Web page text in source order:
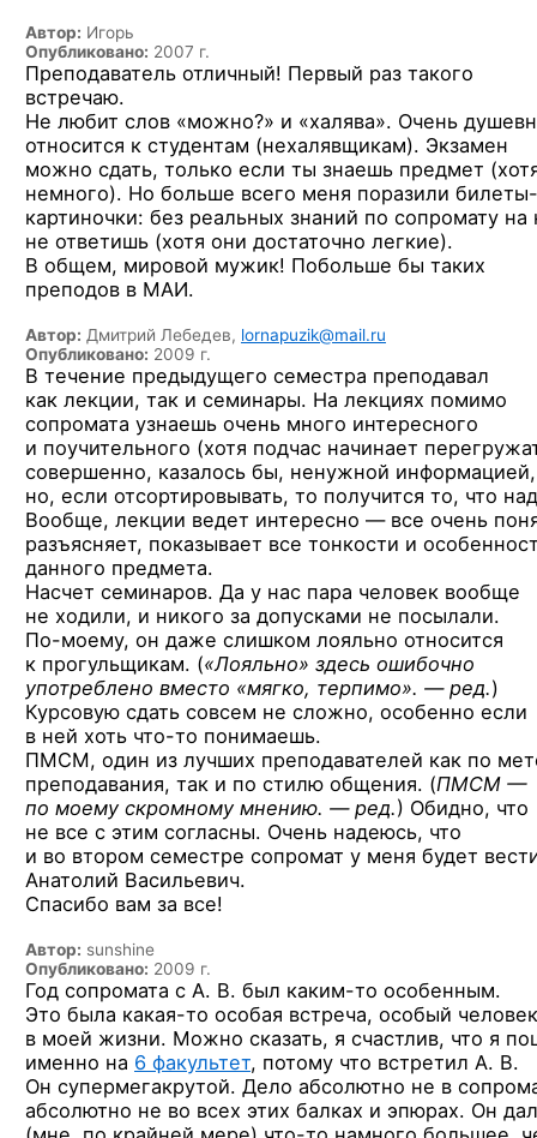
Автор: Игорь
Опубликовано: 2007 г.
Преподаватель отличный! Первый раз такого
встречаю.
Не любит слов «можно?» и «халява». Очень
относится к студентам (нехалявщикам). Экзамен
можно сдать, только если ты знаешь предмет
немного). Но больше всего меня поразили билеты-
картиночки: без реальных знаний по сопромату на
не ответишь (хотя они достаточно легкие).
В общем, мировой мужик! Побольше бы таких
преподов в МАИ.
Автор: Дмитрий Лебедев, lornapuzik@mail.ru
Опубликовано: 2009 г.
В течение предыдущего семестра преподавал
как лекции, так и семинары. На лекциях помимо
сопромата узнаешь очень много интересного
и поучительного (хотя подчас начинает
совершенно, казалось бы, ненужной информацией,
но, если отсортировывать, то получится то, что
Вообще, лекции ведет интересно — все очень
разъясняет, показывает все тонкости и
данного предмета.
Насчет семинаров. Да у нас пара человек вообще
не ходили, и никого за допусками не посылали.
По-моему, он даже слишком лояльно относится
к прогульщикам. («Лояльно» здесь ошибочно
употреблено вместо «мягко, терпимо». — ред.)
Курсовую сдать совсем не сложно, особенно если
в ней хоть что-то понимаешь.
ПМСМ, один из лучших преподавателей как по
преподавания, так и по стилю общения. (ПМСМ —
по моему скромному мнению. — ред.) Обидно, что
не все с этим согласны. Очень надеюсь, что
и во втором семестре сопромат у меня будет
Анатолий Васильевич.
Спасибо вам за все!
Автор: sunshine
Опубликовано: 2009 г.
Год сопромата с А. В. был каким-то особенным.
Это была какая-то особая встреча, особый человек
в моей жизни. Можно сказать, я счастлив, что я
именно на 6 факультет, потому что встретил А. В.
Он супермегакрутой. Дело абсолютно не в
абсолютно не во всех этих балках и эпюрах. Он дал